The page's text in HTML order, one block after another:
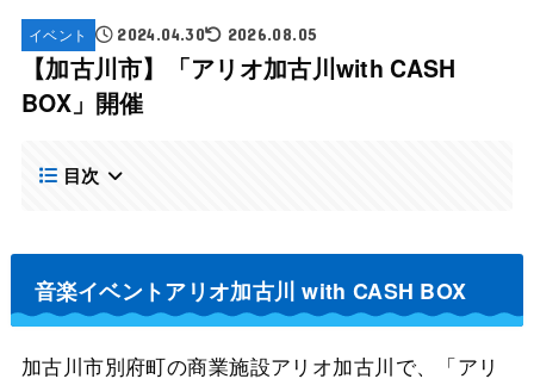
イベント 2024.04.30 2026.08.05
【加古川市】「アリオ加古川with CASH
BOX」開催
目次
音楽イベントアリオ加古川 with CASH BOX
加古川市別府町の商業施設アリオ加古川で、「アリ